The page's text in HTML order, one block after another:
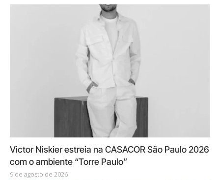
Victor Niskier estreia na CASACOR São Paulo 2026
com o ambiente “Torre Paulo”
9 de agosto de 2026